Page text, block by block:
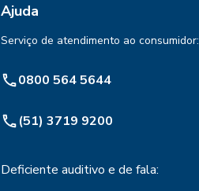
Ajuda
Serviço de atendimento ao consumidor:
0800 564 5644
(51) 3719 9200
Deficiente auditivo e de fala: